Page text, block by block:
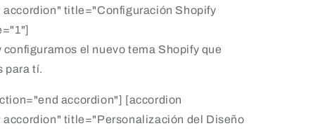
accordion" title="Configuración Shopify
configuramos el nuevo tema Shopify que
para tí.
accordion"] [accordion
accordion" title="Personalización del Diseño